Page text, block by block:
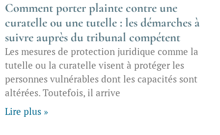
Comment porter plainte contre une
curatelle ou une tutelle : les démarches à
suivre auprès du tribunal compétent
Les mesures de protection juridique comme la
tutelle ou la curatelle visent à protéger les
personnes vulnérables dont les capacités sont
altérées. Toutefois, il arrive
Lire plus »